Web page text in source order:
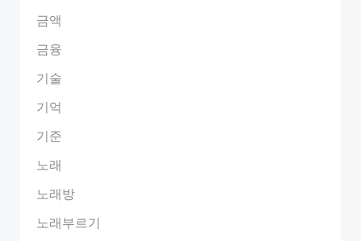
금액
금융
기술
기억
기준
노래
노래방
노래부르기